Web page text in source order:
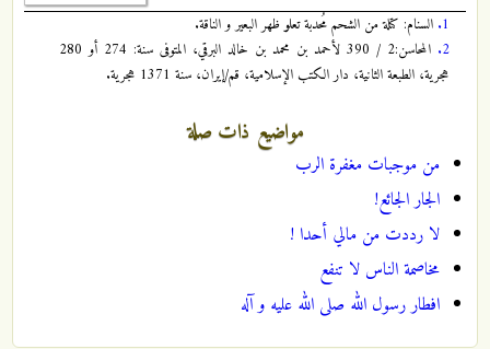
1. السنام: كتلة من الشحم مُحدبة تعلو ظهر البعير و الناقة.
2.
المحاسن:2 / 390 لأحمد بن محمد بن خالد البرقي، المتوفى سنة: 274 أو 280
هجرية، الطبعة الثانية، دار الكتب الإسلامية، قم/إيران، سنة 1371 هجرية.
مواضيع ذات صلة
من موجبات مغفرة الرب
الجار الجائع!
لا رددت من مالي أحدا !
مخاصمة الناس لا تنفع
افطار رسول الله صلى الله عليه و آله